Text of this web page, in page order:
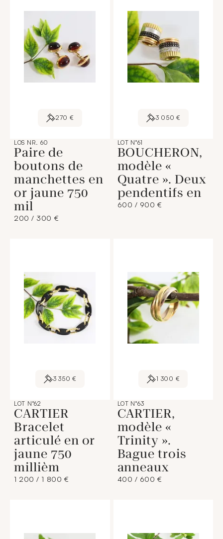
270 €
LOS NR. 60
Paire de
boutons de
manchettes en
or jaune 750
mil
200 / 300 €
3 050 €
LOT N°61
BOUCHERON,
modèle «
Quatre ». Deux
pendentifs en
600 / 900 €
3 350 €
LOT N°62
CARTIER
Bracelet
articulé en or
jaune 750
millièm
1 200 / 1 800 €
1 300 €
LOT N°63
CARTIER,
modèle «
Trinity ».
Bague trois
anneaux
400 / 600 €